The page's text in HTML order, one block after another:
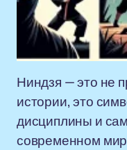
Ниндзя — это не
истории, это
дисциплины и
современном